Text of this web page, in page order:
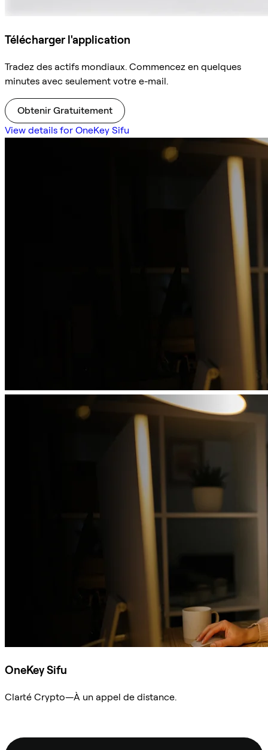
Télécharger l'application
Tradez des actifs mondiaux. Commencez en quelques
minutes avec seulement votre e-mail.
Obtenir Gratuitement
View details for OneKey Sifu
OneKey Sifu
Clarté Crypto—À un appel de distance.